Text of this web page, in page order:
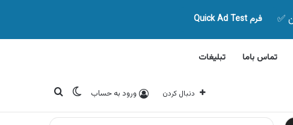
فرم Quick Ad Test
تماس باما تبلیغات
دنبال کردن ورود به حساب تغییر پوسته
جستجو برای